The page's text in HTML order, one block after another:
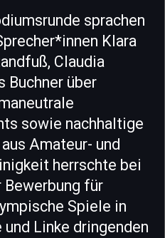
sprachen
Klara
Claudia
Buchner über
sowie nachhaltige
Amateur- und
herrschte bei
für
Spiele in
und Linke dringenden